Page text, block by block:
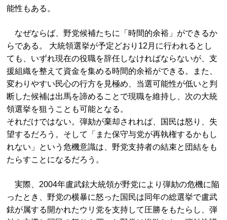
能性もある。
なぜならば、野党候補たちに「時間的余裕」ができるか
らである。 大統領選挙が予定どおり12月に行われるとし
ても、いずれ現在の役職を辞任しなければならないが、支
援組織を整えて資金を集める時間的余裕ができる。また、
変わりやすい民心の行方を見極め、当選可能性が低いと判
断した候補は出馬を諦めることで現職を維持し、次の大統
領選挙を狙うことも可能となる。
それだけではない。弾劾が棄却されれば、国民は怒り、失
望するだろう。そして「また保守与党が再執権するかもし
れない」という危機意識は、野党支持者の結束と団結をも
たらすことになるだろう。
実際、2004年盧武鉉大統領が野党により弾劾の危機に陥
ったとき、野党の横暴に怒った国民は同年の総選挙で盧武
鉉が属する開かれたウリ党を支持して圧勝をもたらし、弾